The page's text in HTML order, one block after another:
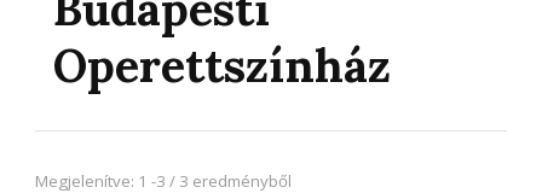
Operettszínház
Megjelenítve: 1 -3 / 3 eredményből